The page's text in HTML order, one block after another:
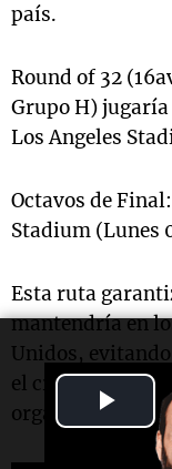
país.
Round of 32
Grupo H)
Los Angeles
Octavos de
Stadium (Lunes
Esta ruta
mantendría en
Unidos,
el cruce de
organizadores.